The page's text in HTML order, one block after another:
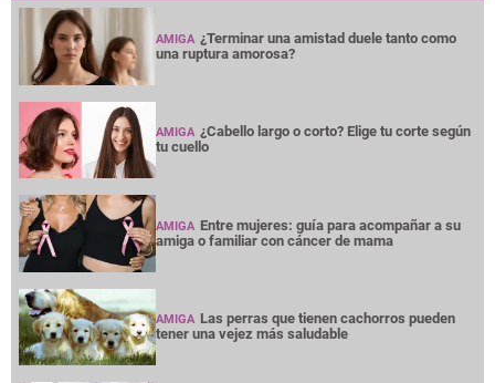
AMIGA ¿Terminar una amistad duele tanto como
una ruptura amorosa?
AMIGA ¿Cabello largo o corto? Elige tu corte según
tu cuello
AMIGA Entre mujeres: guía para acompañar a su
amiga o familiar con cáncer de mama
AMIGA Las perras que tienen cachorros pueden
tener una vejez más saludable